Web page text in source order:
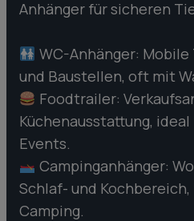
Anhänger für sicheren
WC-Anhänger:
und Baustellen, oft mit
Foodtrailer:
Küchenausstattung,
Events.
Campinganhänger:
Schlaf- und
Camping.